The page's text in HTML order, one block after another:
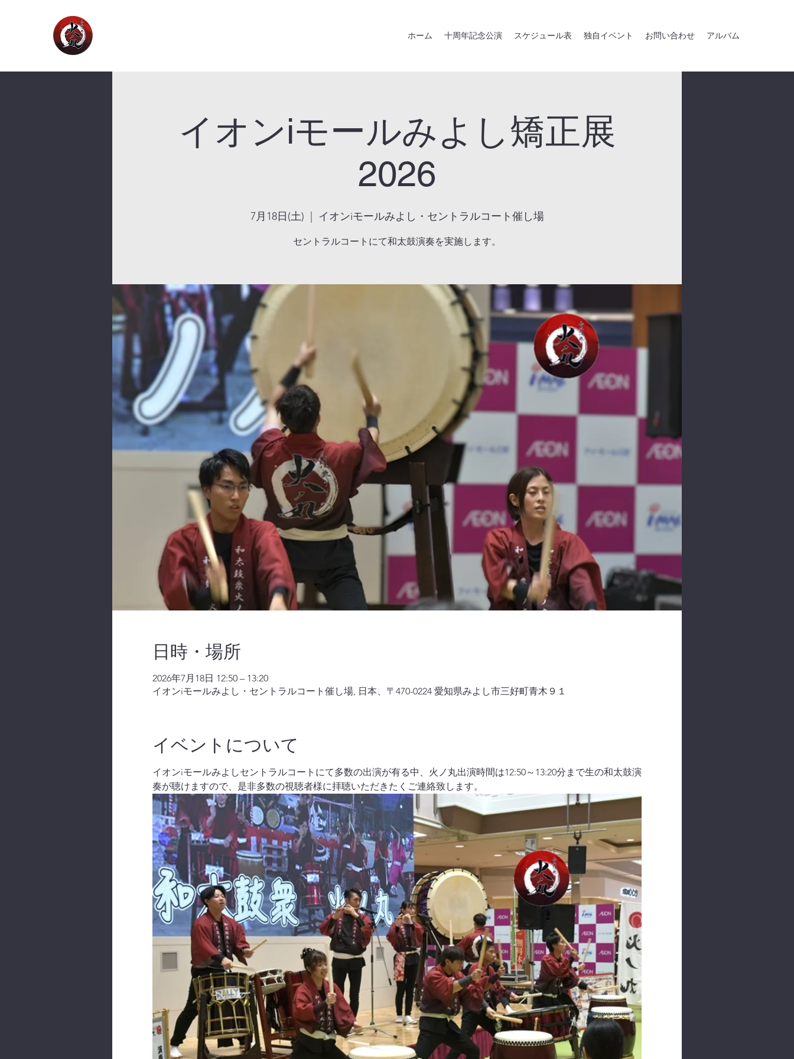
ホーム 十周年記念公演 スケジュール表 独自イベント お問い合わせ アルバム
イオンiモールみよし矯正展
2026
7月18日(土) イオンiモールみよし・セントラルコート催し場
セントラルコートにて和太鼓演奏を実施します。
日時・場所
2026年7月18日 12:50 – 13:20
イオンiモールみよし・セントラルコート催し場, 日本、〒470-0224 愛知県みよし市三好町青木９１
イベントについて
イオンiモールみよしセントラルコートにて多数の出演が有る中、火ノ丸出演時間は12:50～13:20分まで生の和太鼓演
奏が聴けますので、是非多数の視聴者様に拝聴いただきたくご連絡致します。